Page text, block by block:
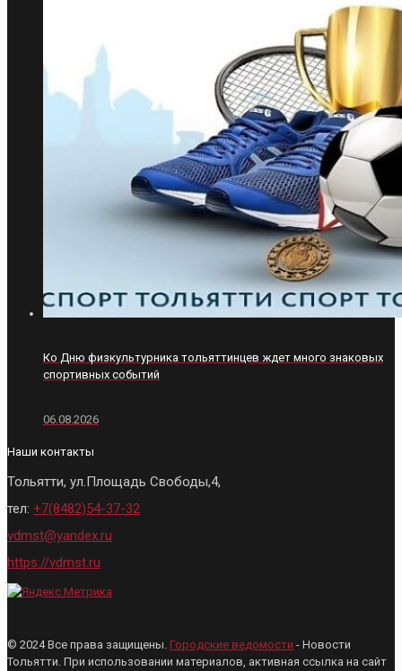
Ко Дню физкультурника тольяттинцев ждет много знаковых
спортивных событий
06.08.2026
Наши контакты
Тольятти, ул.Площадь Свободы,4,
тел: +7(8482)54-37-32
vdmst@yandex.ru
https://vdmst.ru
© 2024 Все права защищены. Городские ведомости - Новости
Тольятти. При использовании материалов, активная ссылка на сайт